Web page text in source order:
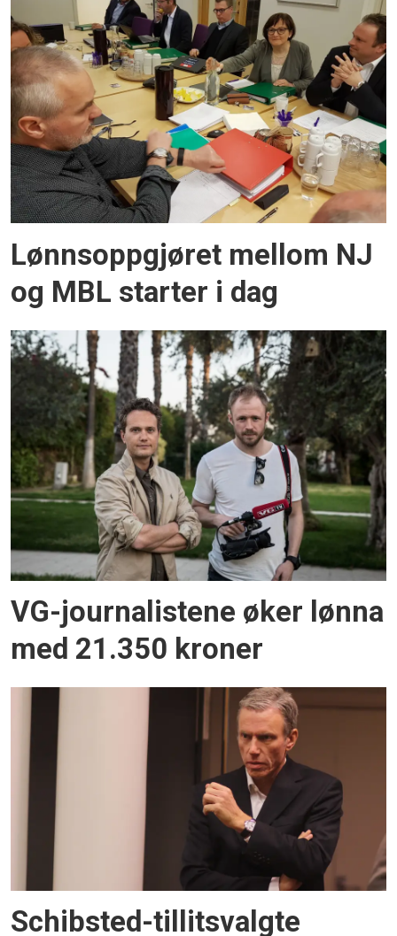
Lønnsoppgjøret mellom NJ
og MBL starter i dag
VG-journalistene øker lønna
med 21.350 kroner
Schibsted-tillitsvalgte